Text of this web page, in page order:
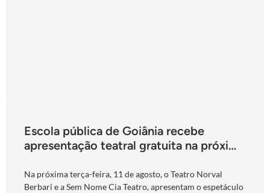
Escola pública de Goiânia recebe
apresentação teatral gratuita na próxima
Na próxima terça-feira, 11 de agosto, o Teatro Norval
Berbari e a Sem Nome Cia Teatro, apresentam o espetáculo